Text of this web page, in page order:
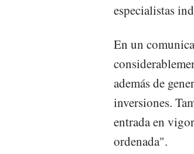
especialistas
En un
además de
inversiones.
entrada en
ordenada".